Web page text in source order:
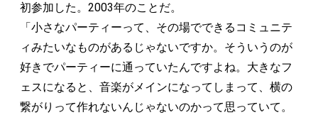
初参加した。2003年のことだ。
「小さなパーティーって、その場でできるコミュニテ
ィみたいなものがあるじゃないですか。そういうのが
好きでパーティーに通っていたんですよね。大きなフ
ェスになると、音楽がメインになってしまって、横の
繋がりって作れないんじゃないのかって思っていて。